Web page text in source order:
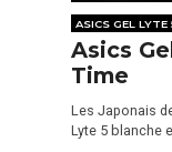
ASICS GEL LYTE
Asics
Time
Les Japonais
Lyte 5 blanche